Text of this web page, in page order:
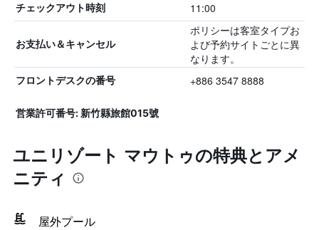
チェックアウト時刻 11:00
お支払い＆キャンセル
ポリシーは客室タイプお
よび予約サイトごとに異
なります。
フロントデスクの番号 +886 3547 8888
営業許可番号: 新竹縣旅館015號
ユニリゾート マウトゥの特典とアメ
ニティ
屋外プール